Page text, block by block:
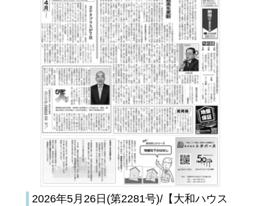
2026年5月26日(第2281号)/【大和ハウス